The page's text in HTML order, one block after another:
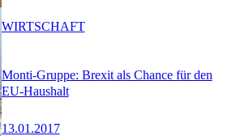
Monti-Gruppe: Brexit als Chance für den
EU-Haushalt
13.01.2017
WIRTSCHAFT